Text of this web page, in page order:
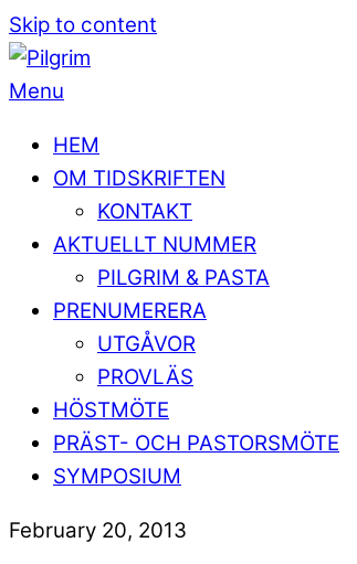
Skip to content
Menu
HEM
OM TIDSKRIFTEN
KONTAKT
AKTUELLT NUMMER
PILGRIM & PASTA
PRENUMERERA
UTGÅVOR
PROVLÄS
HÖSTMÖTE
PRÄST- OCH PASTORSMÖTE
SYMPOSIUM
February 20, 2013